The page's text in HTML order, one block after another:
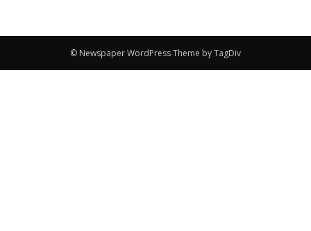
© Newspaper WordPress Theme by TagDiv